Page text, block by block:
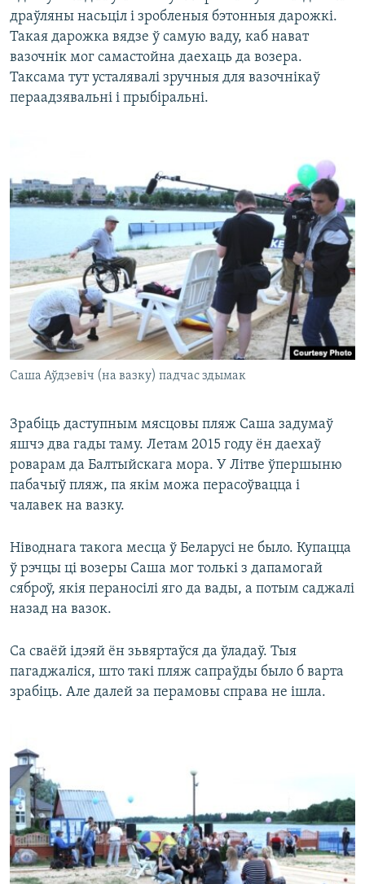
драўляны насьціл і зробленыя бэтонныя дарожкі.
Такая дарожка вядзе ў самую ваду, каб нават
вазочнік мог самастойна даехаць да возера.
Таксама тут усталявалі зручныя для вазочнікаў
пераадзявальні і прыбіральні.
Саша Аўдзевіч (на вазку) падчас здымак
Зрабіць даступным мясцовы пляж Саша задумаў
яшчэ два гады таму. Летам 2015 году ён даехаў
роварам да Балтыйскага мора. У Літве ўпершыню
пабачыў пляж, па якім можа перасоўвацца і
чалавек на вазку.
Ніводнага такога месца ў Беларусі не было. Купацца
ў рэчцы ці возеры Саша мог толькі з дапамогай
сяброў, якія пераносілі яго да вады, а потым саджалі
назад на вазок.
Са сваёй ідэяй ён зьвяртаўся да ўладаў. Тыя
пагаджаліся, што такі пляж сапраўды было б варта
зрабіць. Але далей за перамовы справа не ішла.